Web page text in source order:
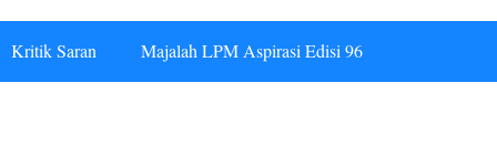
Kritik Saran Majalah LPM Aspirasi Edisi 96